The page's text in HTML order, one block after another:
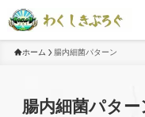
ホーム 腸内細菌パターン
腸内細菌パター